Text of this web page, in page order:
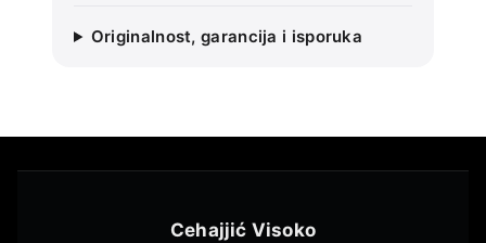
Originalnost, garancija i isporuka
Cehajjić Visoko